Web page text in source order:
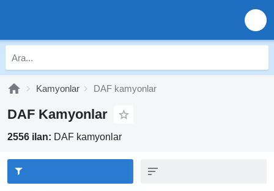
Kamyonlar DAF kamyonlar
DAF Kamyonlar
2556 ilan: DAF kamyonlar